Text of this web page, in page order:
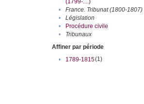
(1799-....)
• France. Tribunat (1800-1807)
•
Législation
•
Procédure civile
•
Tribunaux
Affiner par période
•
1789-1815(1)